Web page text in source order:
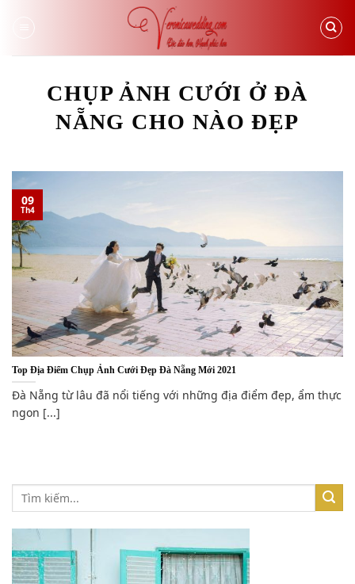
CHỤP ẢNH CƯỚI Ở ĐÀ
NẴNG CHO NÀO ĐẸP
Top Địa Điểm Chụp Ảnh Cưới Đẹp Đà Nẵng Mới 2021
Đà Nẵng từ lâu đã nổi tiếng với những địa điểm đẹp, ẩm thực
ngon [...]
09
Th4